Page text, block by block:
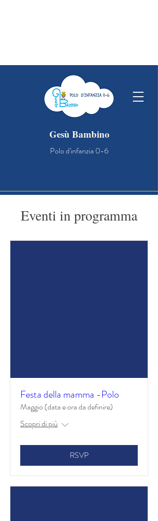
Gesù Bambino
Polo d'infanzia 0-6
Eventi in programma
Festa della mamma -Polo
Maggio (data e ora da definire)
Scopri di più
RSVP